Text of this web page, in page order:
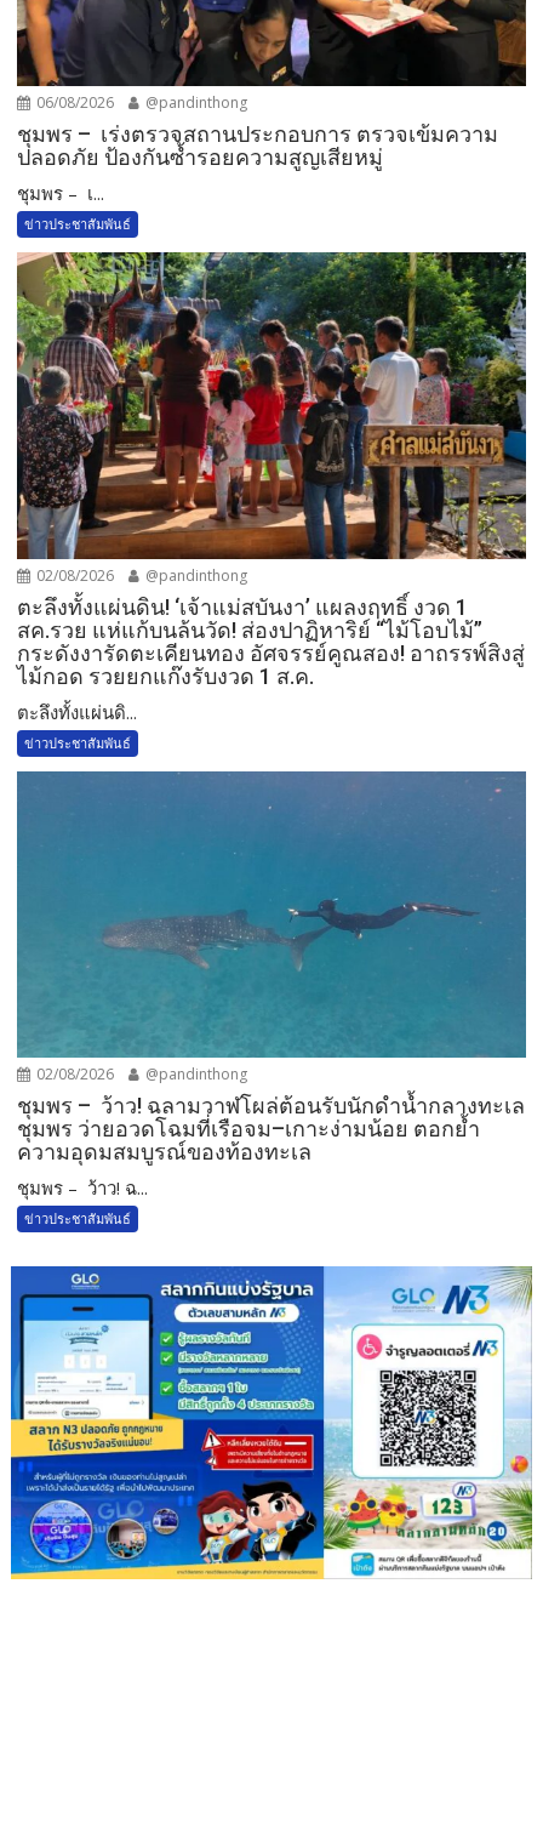
06/08/2026 @pandinthong
ชุมพร – เร่งตรวจสถานประกอบการ ตรวจเข้มความ
ปลอดภัย ป้องกันซ้ำรอยความสูญเสียหมู่
ชุมพร – เ...
ข่าวประชาสัมพันธ์
02/08/2026 @pandinthong
ตะลึงทั้งแผ่นดิน! ‘เจ้าแม่สบันงา’ แผลงฤทธิ์ งวด 1
สค.รวย แห่แก้บนล้นวัด!​ ส่องปาฏิหาริย์ “ไม้โอบไม้”
กระดังงารัดตะเคียนทอง อัศจรรย์คูณสอง! อาถรรพ์สิงสู่
ไม้กอด รวยยกแก๊งรับงวด 1 ส.ค.​
​ตะลึงทั้งแผ่นดิ...
ข่าวประชาสัมพันธ์
02/08/2026 @pandinthong
ชุมพร – ว้าว! ฉลามวาฬโผล่ต้อนรับนักดำน้ำกลางทะเล
ชุมพร ว่ายอวดโฉมที่เรือจม–เกาะง่ามน้อย ตอกย้ำ
ความอุดมสมบูรณ์ของท้องทะเล
ชุมพร – ว้าว! ฉ...
ข่าวประชาสัมพันธ์